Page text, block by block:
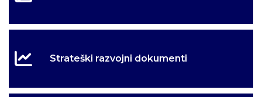
Strateški razvojni dokumenti